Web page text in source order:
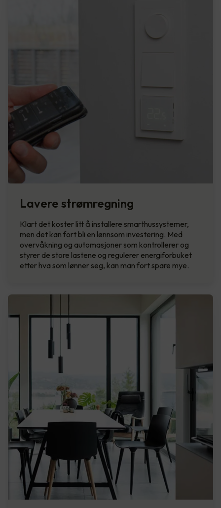
Lavere strømregning
Klart det koster litt å installere smarthussystemer,
men det kan fort bli en lønnsom investering. Med
overvåkning og automasjoner som kontrollerer og
styrer de store lastene og regulerer energiforbuket
etter hva som lønner seg, kan man fort spare mye.